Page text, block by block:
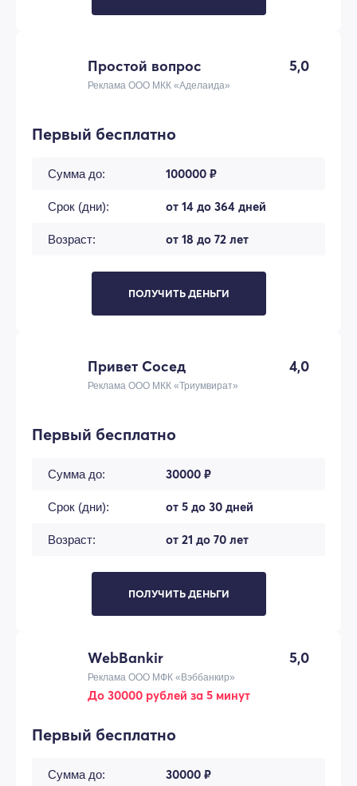
Простой вопрос 5,0
Реклама ООО МКК «Аделаида»
Первый бесплатно
Сумма до: 100000 ₽
Срок (дни): от 14 до 364 дней
Возраст: от 18 до 72 лет
ПОЛУЧИТЬ ДЕНЬГИ
Привет Сосед 4,0
Реклама ООО МКК «Триумвират»
Первый бесплатно
Сумма до: 30000 ₽
Срок (дни): от 5 до 30 дней
Возраст: от 21 до 70 лет
ПОЛУЧИТЬ ДЕНЬГИ
WebBankir 5,0
Реклама ООО МФК «Вэббанкир»
До 30000 рублей за 5 минут
Первый бесплатно
Сумма до: 30000 ₽